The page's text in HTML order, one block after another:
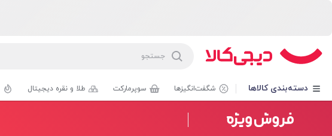
دسته‌بندی کالاها شگفت‌انگیزها سوپرمارکت طلا و نقره دیجیتال